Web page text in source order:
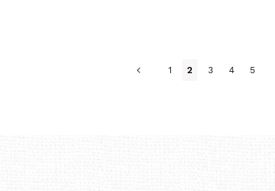
Seite
ZurückSeite
1 Du liest gerade Seite
2 Seite
3 Seite
4 Seite
5